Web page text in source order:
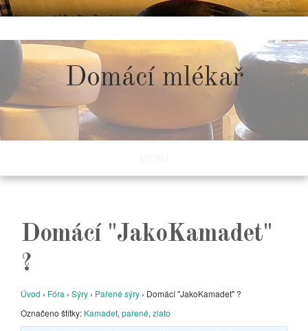
to
content
Domácí mlékař
Domácí "JakoKamadet"
?
Úvod › Fóra › Sýry › Pařené sýry › Domácí "JakoKamadet" ?
Označeno štítky: Kamadet, pařené, zlato